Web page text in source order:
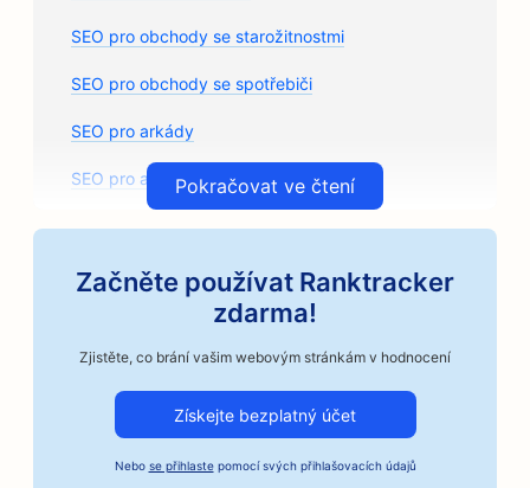
SEO pro obchody se starožitnostmi
SEO pro obchody se spotřebiči
SEO pro arkády
SEO pro architektonické firmy
SEO pro umělecké třídy
SEO pro prodejny autodílů
SEO pro autoservisy
SEO pro autoservisy
SEO pro automobilové firmy
SEO pro řemeslné pražírny kávy
Pokračovat ve čtení
Začněte používat Ranktracker
zdarma!
Zjistěte, co brání vašim webovým stránkám v hodnocení
Získejte bezplatný účet
Nebo se přihlastepomocí svých přihlašovacích údajů